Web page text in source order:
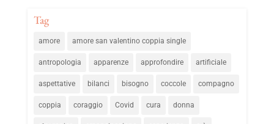
Tag
amore amore san valentino coppia single
antropologia apparenze approfondire artificiale
aspettative bilanci bisogno coccole compagno
coppia coraggio Covid cura donna